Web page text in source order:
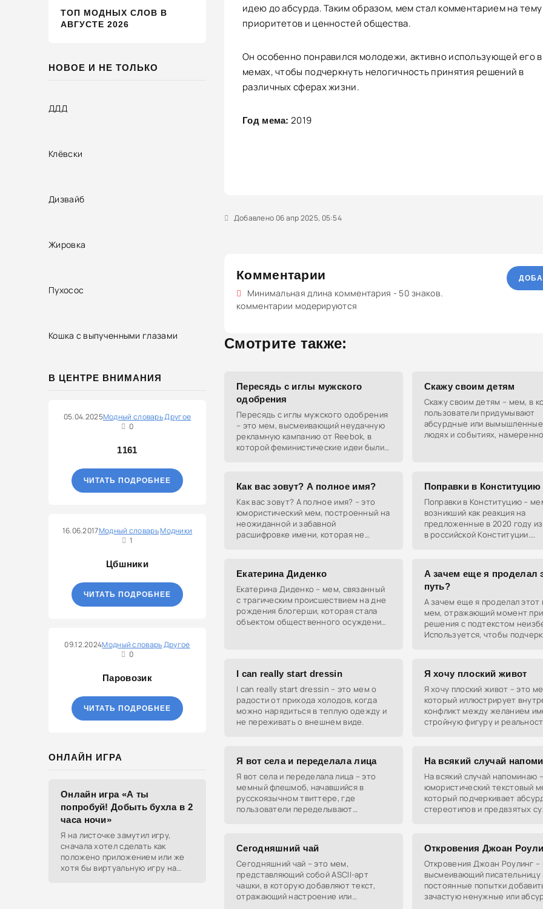
ТОП МОДНЫХ СЛОВ В
АВГУСТЕ 2026
НОВОЕ И НЕ ТОЛЬКО
ДДД
Клёвски
Дизвайб
Жировка
Пухосос
Кошка с выпученными глазами
В ЦЕНТРЕ ВНИМАНИЯ
05.04.2025Модный словарьДругое
0
1161
ЧИТАТЬ ПОДРОБНЕЕ
16.06.2017Модный словарьМодники
1
Цбшники
ЧИТАТЬ ПОДРОБНЕЕ
09.12.2024Модный словарьДругое
0
Паровозик
ЧИТАТЬ ПОДРОБНЕЕ
ОНЛАЙН ИГРА
Онлайн игра «А ты
попробуй! Добыть бухла в 2
часа ночи»
Я на листочке замутил игру,
сначала хотел сделать как
положено приложением или же
хотя бы виртуальную игру на
идею до абсурда. Таким образом, мем стал комментарием на тему
приоритетов и ценностей общества.
Он особенно понравился молодежи, активно использующей его в
мемах, чтобы подчеркнуть нелогичность принятия решений в
различных сферах жизни.
Год мема: 2019
Добавлено 06 апр 2025, 05:54
Комментарии
Минимальная длина комментария - 50 знаков.
комментарии модерируются
Смотрите также:
Пересядь с иглы мужского
одобрения
Пересядь с иглы мужского одобрения
– это мем, высмеивающий неудачную
рекламную кампанию от Reebok, в
которой феминистические идеи были
Скажу своим детям
Скажу своим детям – мем, в
пользователи придумывают
абсурдные или
людях и событиях,
Как вас зовут? А полное имя?
Как вас зовут? А полное имя? – это
юмористический мем, построенный на
неожиданной и забавной
расшифровке имени, которая не
Поправки в Конституцию
Поправки в Конституцию –
возникший как реакция на
предложенные в 2020 году
в российской Конституции.
Екатерина Диденко
Екатерина Диденко – мем, связанный
с трагическим происшествием на дне
рождения блогерши, которая стала
объектом общественного осуждения
А зачем еще я проделал
путь?
А зачем еще я проделал этот
мем, отражающий момент
решения с подтекстом
Используется, чтобы
I can really start dressin
I can really start dressin – это мем о
радости от прихода холодов, когда
можно нарядиться в теплую одежду и
не переживать о внешнем виде.
Я хочу плоский живот
Я хочу плоский живот – это
который иллюстрирует
конфликт между желанием
стройную фигуру и
Я вот села и переделала лица
Я вот села и переделала лица – это
мемный флешмоб, начавшийся в
русскоязычном твиттере, где
пользователи переделывают
На всякий случай
На всякий случай напоминаю
юмористический текстовый
который подчеркивает
стереотипов и предвзятых
Сегодняшний чай
Сегодняшний чай – это мем,
представляющий собой ASCII-арт
чашки, в которую добавляют текст,
отражающий настроение или
Откровения Джоан
Откровения Джоан Роулинг
высмеивающий писательницу
постоянные попытки
зачастую ненужные или